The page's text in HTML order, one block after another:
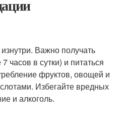
Важно получать
часов в сутки) и питаться
фруктов, овощей и
Избегайте вредных
и алкоголь.